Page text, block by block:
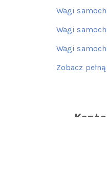
Wagi
Wagi
Wagi
Zobacz